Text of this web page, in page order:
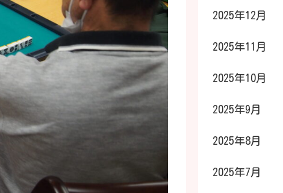
2025年12月
2025年11月
2025年10月
2025年9月
2025年8月
2025年7月